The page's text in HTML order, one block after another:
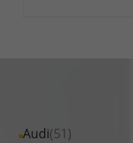
Audi(51)
Alle